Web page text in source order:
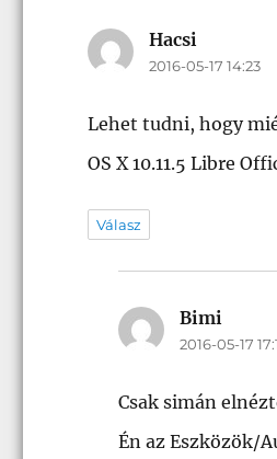
Hacsi
2016-05-17 14:23
Lehet tudni, hogy
OS X 10.11.5 Libre
Válasz
Bimi
2016-05-17
Csak simán
Én az Eszközök/